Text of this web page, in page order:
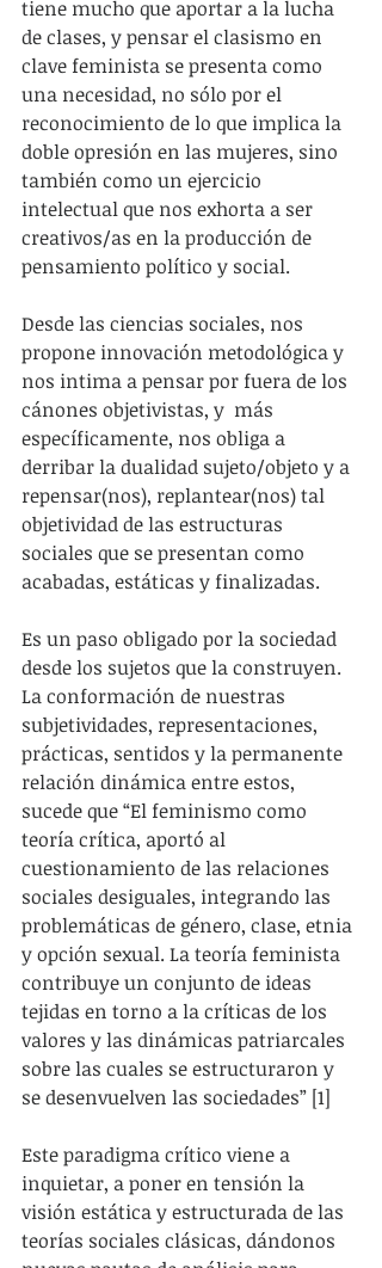
tiene mucho que aportar a la lucha
de clases, y pensar el clasismo en
clave feminista se presenta como
una necesidad, no sólo por el
reconocimiento de lo que implica la
doble opresión en las mujeres, sino
también como un ejercicio
intelectual que nos exhorta a ser
creativos/as en la producción de
pensamiento político y social.
Desde las ciencias sociales, nos
propone innovación metodológica y
nos intima a pensar por fuera de los
cánones objetivistas, y  más
específicamente, nos obliga a
derribar la dualidad sujeto/objeto y a
repensar(nos), replantear(nos) tal
objetividad de las estructuras
sociales que se presentan como
acabadas, estáticas y finalizadas.
Es un paso obligado por la sociedad
desde los sujetos que la construyen.
La conformación de nuestras
subjetividades, representaciones,
prácticas, sentidos y la permanente
relación dinámica entre estos,
sucede que “El feminismo como
teoría crítica, aportó al
cuestionamiento de las relaciones
sociales desiguales, integrando las
problemáticas de género, clase, etnia
y opción sexual. La teoría feminista
contribuye un conjunto de ideas
tejidas en torno a la críticas de los
valores y las dinámicas patriarcales
sobre las cuales se estructuraron y
se desenvuelven las sociedades” [1]
Este paradigma crítico viene a
inquietar, a poner en tensión la
visión estática y estructurada de las
teorías sociales clásicas, dándonos